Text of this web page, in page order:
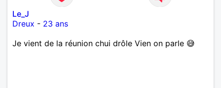
Le_J
Dreux - 23 ans
Je vient de la réunion chui drôle Vien on parle 😅